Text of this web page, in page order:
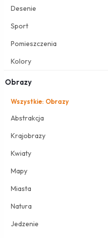
Desenie
Sport
Pomieszczenia
Kolory
Obrazy
Wszystkie: Obrazy
Abstrakcja
Krajobrazy
Kwiaty
Mapy
Miasta
Natura
Jedzenie